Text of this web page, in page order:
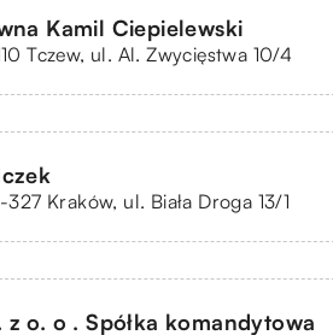
Kamil Ciepielewski
Tczew, ul. Al. Zwycięstwa 10/4
Kraków, ul. Biała Droga 13/1
z o. o . Spółka komandytowa